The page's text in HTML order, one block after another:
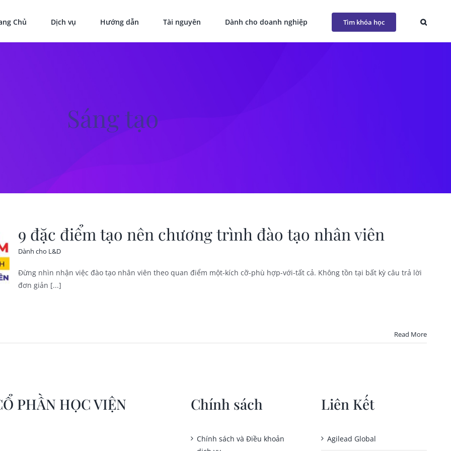
Chủ Dịch vụ Hướng dẫn Tài nguyên Dành cho doanh nghiệp Tìm khóa học
Sáng tạo
9 đặc điểm tạo nên chương trình đào tạo nhân viên
Dành cho L&D
Đừng nhìn nhận việc đào tạo nhân viên theo quan điểm một-kích cỡ-phù hợp-với-tất cả. Không tồn tại bất kỳ câu trả lời
đơn giản [...]
Read More
PHẦN HỌC VIỆN
Chính sách
Chính sách và Điều khoản
Liên Kết
Agilead Global